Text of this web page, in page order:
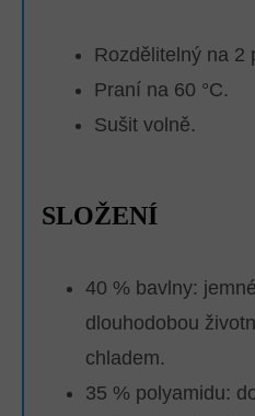
Rozdělitelný na 2
Praní na 60 °C.
Sušit volně.
SLOŽENÍ
40 % bavlny:
dlouhodobou
chladem.
35 % polyamidu: